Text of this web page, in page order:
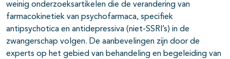
weinig onderzoeksartikelen die de verandering van
farmacokinetiek van psychofarmaca, specifiek
antipsychotica en antidepressiva (niet-SSRI’s) in de
zwangerschap volgen. De aanbevelingen zijn door de
experts op het gebied van behandeling en begeleiding van